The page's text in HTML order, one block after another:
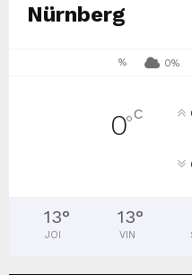
Nürnberg
% 0%
0°C
13°
JOI
13°
VIN